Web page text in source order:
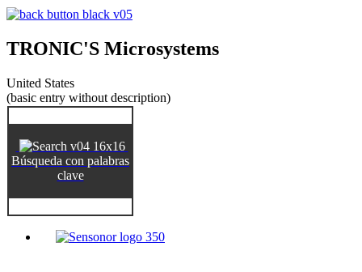
TRONIC'S Microsystems
United States
(basic entry without description)
Búsqueda con palabras
clave